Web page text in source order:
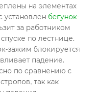
на элементах
установлен бегунок-
за работником
по лестнице.
зажим блокируется
падение.
по сравнению с
так как